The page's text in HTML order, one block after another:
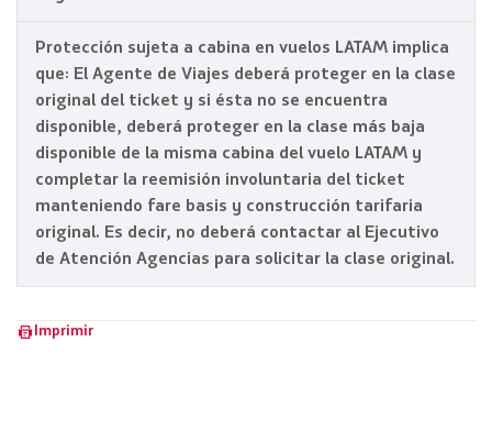
Protección sujeta a cabina en vuelos LATAM implica
que: El Agente de Viajes deberá proteger en la clase
original del ticket y si ésta no se encuentra
disponible, deberá proteger en la clase más baja
disponible de la misma cabina del vuelo LATAM y
completar la reemisión involuntaria del ticket
manteniendo fare basis y construcción tarifaria
original. Es decir, no deberá contactar al Ejecutivo
de Atención Agencias para solicitar la clase original.
Imprimir